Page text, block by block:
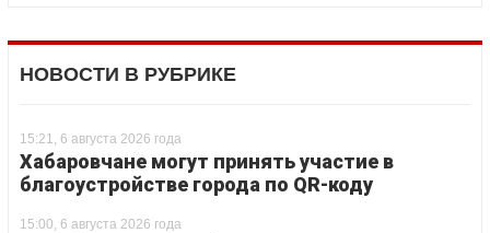
НОВОСТИ В РУБРИКЕ
15:21, 6 августа 2026 года
Хабаровчане могут принять участие в
благоустройстве города по QR-коду
15:00, 6 августа 2026 года